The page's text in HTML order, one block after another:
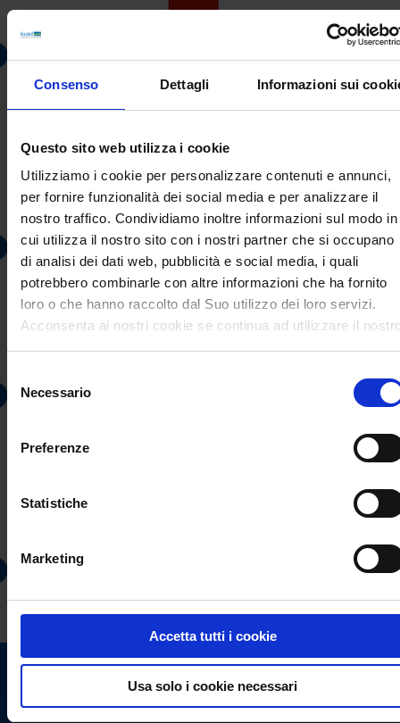
Consenso Dettagli Informazioni sui
Questo sito web utilizza i cookie
Utilizziamo i cookie per personalizzare contenuti e annunci,
per fornire funzionalità dei social media e per analizzare il
nostro traffico. Condividiamo inoltre informazioni sul modo in
cui utilizza il nostro sito con i nostri partner che si occupano
di analisi dei dati web, pubblicità e social media, i quali
potrebbero combinarle con altre informazioni che ha fornito
loro o che hanno raccolto dal Suo utilizzo dei loro servizi.
Acconsenta ai nostri cookie se continua ad utilizzare il
delNecessario
Preferenze
Statistiche
Marketing
Accetta tutti i cookie
Usa solo i cookie necessari
Digitale:
Lavorare con le nostre soluzioni nel settore Panorama